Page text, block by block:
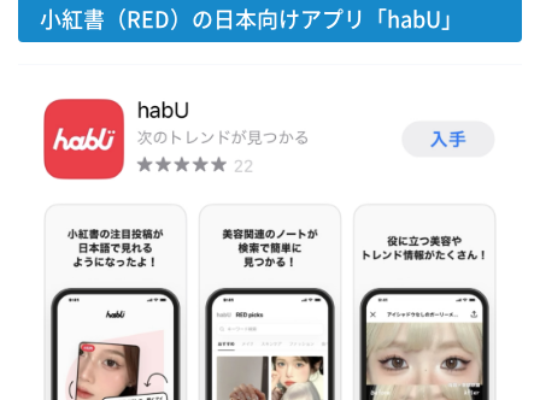
小紅書（RED）の日本向けアプリ「habU」